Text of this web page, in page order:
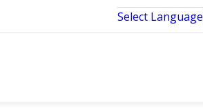
Select Language